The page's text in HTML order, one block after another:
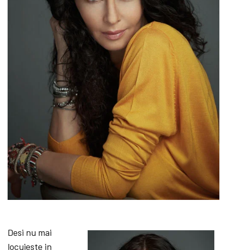
Desi nu mai
locuieste in